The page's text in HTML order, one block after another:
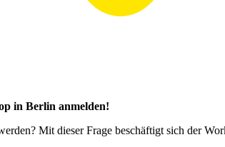
in Berlin anmelden!
Mit dieser Frage beschäftigt sich der